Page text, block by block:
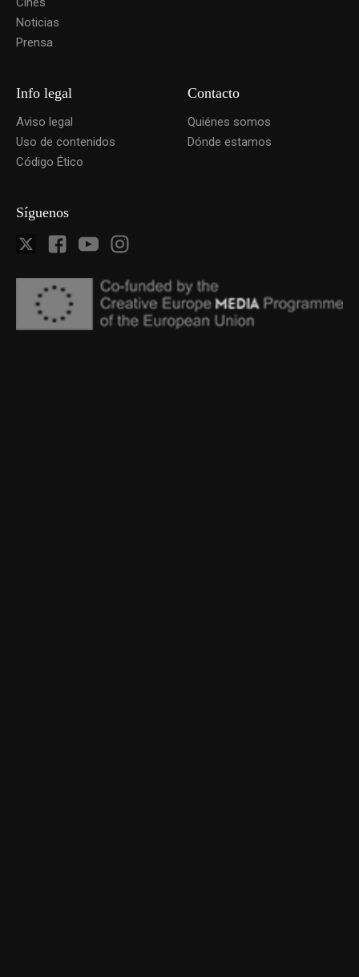
Noticias
Prensa
Info legal
Aviso legal
Uso de contenidos
Código Ético
Contacto
Quiénes somos
Dónde estamos
Síguenos